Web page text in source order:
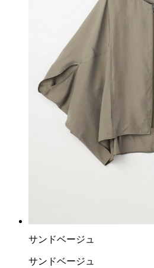
サンドベージュ
サンドベージュ